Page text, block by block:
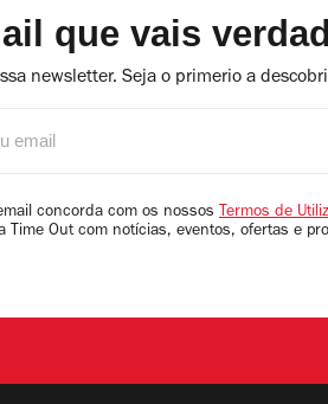
que vais
newsletter. Seja o primerio a
concorda com os nossos Termos de
Time Out com notícias, eventos, ofertas e